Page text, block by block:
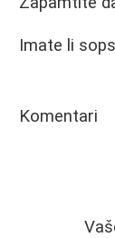
Imate li
Komentari